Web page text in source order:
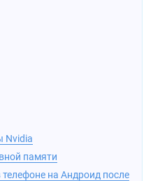
Nvidia
памяти
на Андроид после